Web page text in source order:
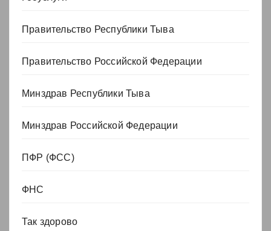
Правительство Республики Тыва
Правительство Российской Федерации
Минздрав Республики Тыва
Минздрав Российской Федерации
ПФР (ФСС)
ФНС
Так здорово